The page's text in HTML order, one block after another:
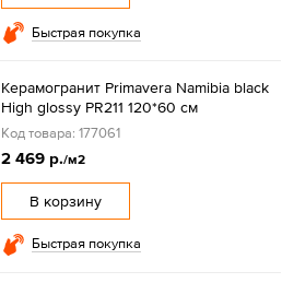
Быстрая покупка
Керамогранит Primavera Namibia black
High glossy PR211 120*60 см
Код товара: 177061
2 469 р./м2
В корзину
Быстрая покупка